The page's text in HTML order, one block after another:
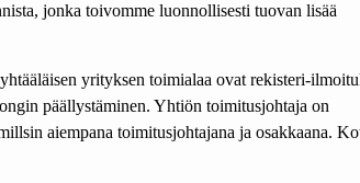
jonka toivomme luonnollisesti tuovan lisää
yrityksen toimialaa ovat rekisteri-
päällystäminen. Yhtiön toimitusjohtaja on
aiempana toimitusjohtajana ja osakkaana.